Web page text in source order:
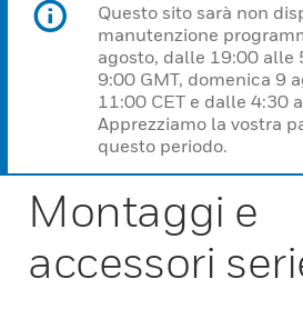
Questo sito sarà non
manutenzione
agosto, dalle 19:00 alle
9:00 GMT, domenica 9
11:00 CET e dalle 4:30
Apprezziamo la vostra
questo periodo.
Montaggi e
accessori